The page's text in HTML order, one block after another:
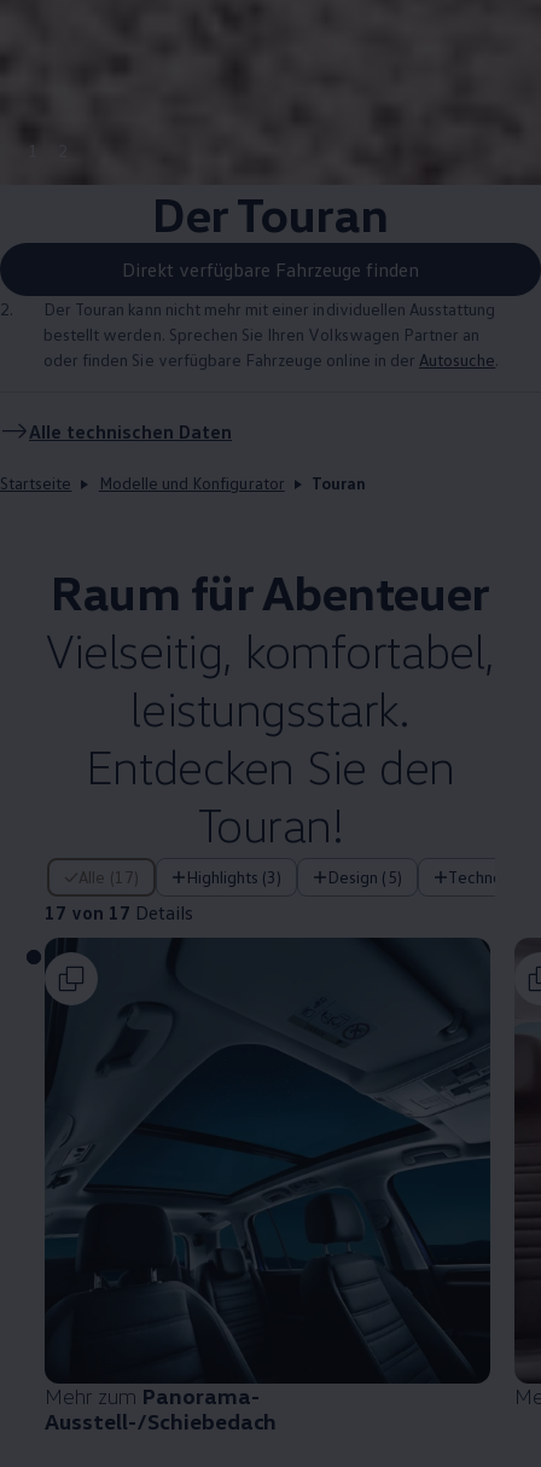
1
DerTouran
Direkt verfügbare Fahrzeuge finden
2. Der Touran kann nicht mehr mit einer individuellen Ausstattung
bestellt werden. Sprechen Sie Ihren Volkswagen Partner an
oder finden Sie verfügbare Fahrzeuge online in der Autosuche
Alle technischen Daten
Startseite Modelle und Konfigurator Touran
Raum für Abenteuer
Vielseitig, komfortabel,
leistungsstark.
Entdecken Sie den
Touran!
Alle (17) Highlights (3) Design (5)
17 von 17 Details
17 von 17 Details
Mehr zum Panorama-
Ausstell-/Schiebedach